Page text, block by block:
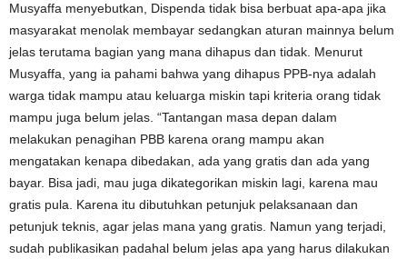
Musyaffa menyebutkan, Dispenda tidak bisa berbuat apa-apa jika
masyarakat menolak membayar sedangkan aturan mainnya belum
jelas terutama bagian yang mana dihapus dan tidak. Menurut
Musyaffa, yang ia pahami bahwa yang dihapus PPB-nya adalah
warga tidak mampu atau keluarga miskin tapi kriteria orang tidak
mampu juga belum jelas. “Tantangan masa depan dalam
melakukan penagihan PBB karena orang mampu akan
mengatakan kenapa dibedakan, ada yang gratis dan ada yang
bayar. Bisa jadi, mau juga dikategorikan miskin lagi, karena mau
gratis pula. Karena itu dibutuhkan petunjuk pelaksanaan dan
petunjuk teknis, agar jelas mana yang gratis. Namun yang terjadi,
sudah publikasikan padahal belum jelas apa yang harus dilakukan